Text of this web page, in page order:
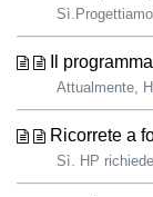
Il
Ricorrete a